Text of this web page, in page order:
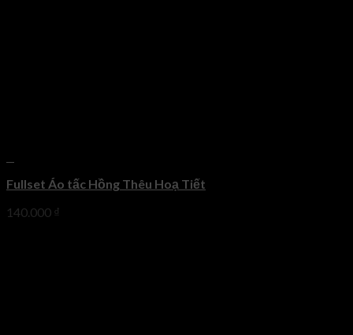
Fullset Áo tấc Hồng Thêu Hoạ Tiết
140.000 ₫